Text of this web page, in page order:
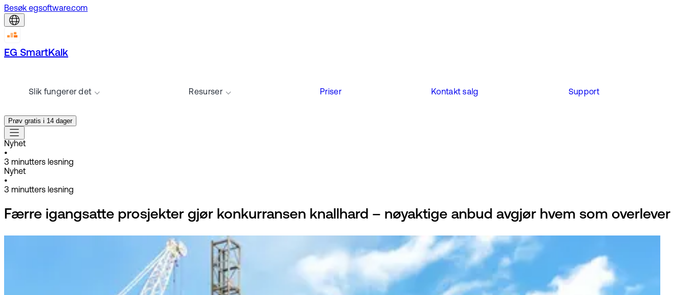
Besøk egsoftware.com
EG SmartKalk
Slik fungerer det Resurser Priser Kontakt salg Support
Prøv gratis i 14 dager
Nyhet
•
3 minutters lesning
Nyhet
•
3 minutters lesning
Færre igangsatte prosjekter gjør konkurransen knallhard – nøyaktige anbud avgjør hvem som overlever